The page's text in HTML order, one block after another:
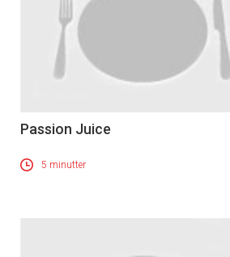
Passion Juice
5 minutter